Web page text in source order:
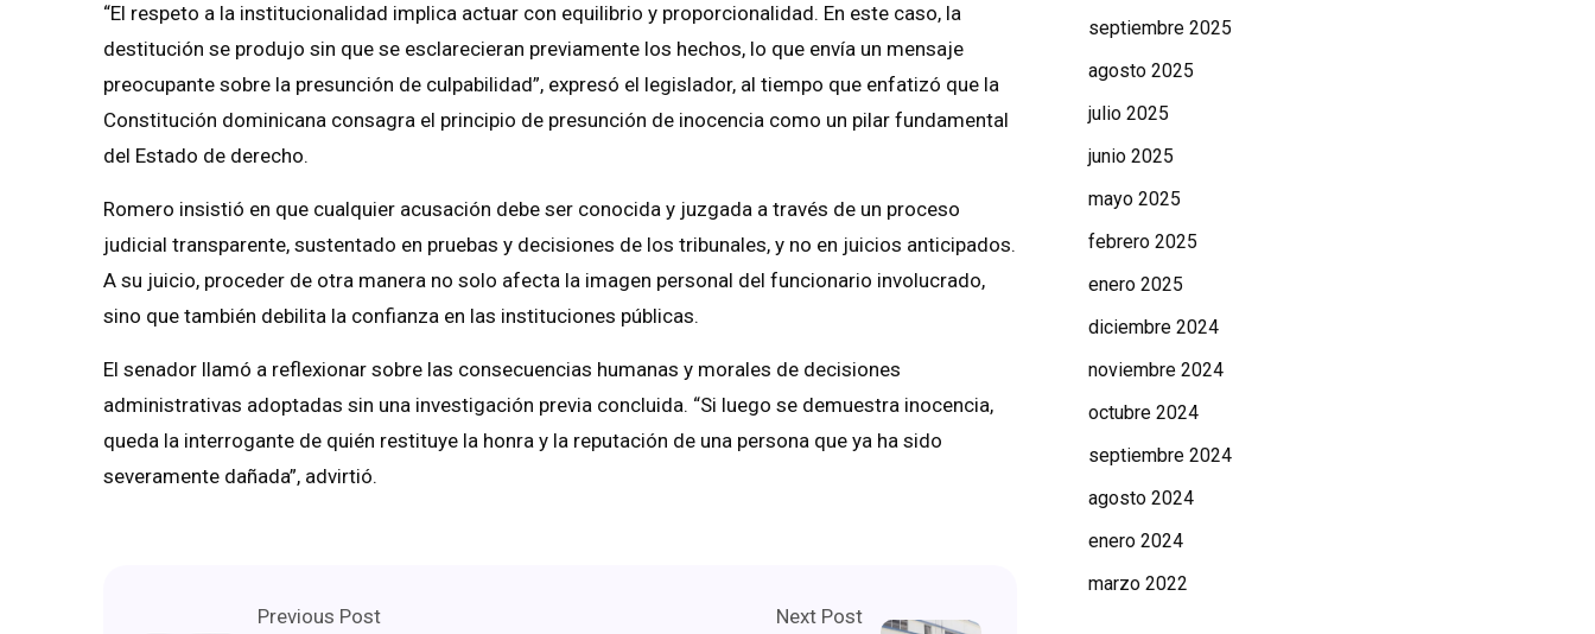
“El respeto a la institucionalidad implica actuar con equilibrio y proporcionalidad. En este caso, la
destitución se produjo sin que se esclarecieran previamente los hechos, lo que envía un mensaje
preocupante sobre la presunción de culpabilidad”, expresó el legislador, al tiempo que enfatizó que la
Constitución dominicana consagra el principio de presunción de inocencia como un pilar fundamental
del Estado de derecho.
Romero insistió en que cualquier acusación debe ser conocida y juzgada a través de un proceso
judicial transparente, sustentado en pruebas y decisiones de los tribunales, y no en juicios anticipados.
A su juicio, proceder de otra manera no solo afecta la imagen personal del funcionario involucrado,
sino que también debilita la confianza en las instituciones públicas.
El senador llamó a reflexionar sobre las consecuencias humanas y morales de decisiones
administrativas adoptadas sin una investigación previa concluida. “Si luego se demuestra inocencia,
queda la interrogante de quién restituye la honra y la reputación de una persona que ya ha sido
severamente dañada”, advirtió.
Previous Post Next Post
septiembre 2025
agosto 2025
julio 2025
junio 2025
mayo 2025
febrero 2025
enero 2025
diciembre 2024
noviembre 2024
octubre 2024
septiembre 2024
agosto 2024
enero 2024
marzo 2022